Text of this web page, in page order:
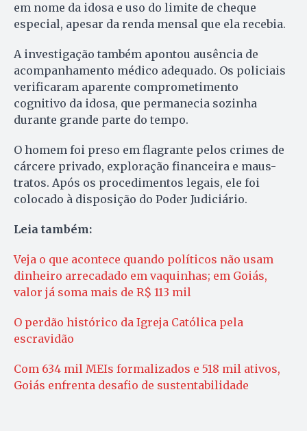
em nome da idosa e uso do limite de cheque
especial, apesar da renda mensal que ela recebia.
A investigação também apontou ausência de
acompanhamento médico adequado. Os policiais
verificaram aparente comprometimento
cognitivo da idosa, que permanecia sozinha
durante grande parte do tempo.
O homem foi preso em flagrante pelos crimes de
cárcere privado, exploração financeira e maus-
tratos. Após os procedimentos legais, ele foi
colocado à disposição do Poder Judiciário.
Leia também:
Veja o que acontece quando políticos não usam
dinheiro arrecadado em vaquinhas; em Goiás,
valor já soma mais de R$ 113 mil
O perdão histórico da Igreja Católica pela
escravidão
Com 634 mil MEIs formalizados e 518 mil ativos,
Goiás enfrenta desafio de sustentabilidade